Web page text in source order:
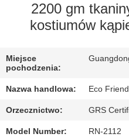
WYCIECZKA
FABRYCE
KONTROLA
JAKOŚCI
2200 gm
kostiumów
Miejsce
pochodzenia:
Nazwa handlowa: Eco
Orzecznictwo: GRS
Model Number: RN-2112